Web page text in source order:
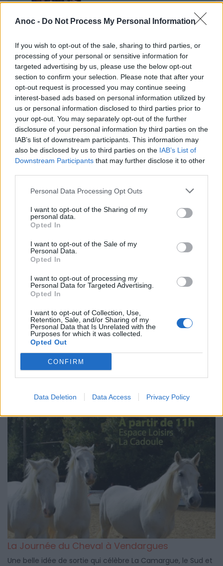
Anoc - Do Not Process My Personal Information
If you wish to opt-out of the sale, sharing to third parties, or
processing of your personal or sensitive information for
targeted advertising by us, please use the below opt-out
section to confirm your selection. Please note that after your
opt-out request is processed you may continue seeing
interest-based ads based on personal information utilized by
us or personal information disclosed to third parties prior to
your opt-out. You may separately opt-out of the further
disclosure of your personal information by third parties on the
IAB’s list of downstream participants. This information may
also be disclosed by us to third parties on the IAB’s List of
Downstream Participants that may further disclose it to other
Personal Data Processing Opt Outs
I want to opt-out of the Sharing of my
personal data.
Opted In
I want to opt-out of the Sale of my
Personal Data.
Opted In
I want to opt-out of processing my
Personal Data for Targeted Advertising.
Opted In
I want to opt-out of Collection, Use,
Retention, Sale, and/or Sharing of my
Personal Data that Is Unrelated with the
Purposes for which it was collected.
Opted Out
CONFIRM
Data Deletion Data Access Privacy Policy
Fêtes de Saint Roch à Montpellier
A Montpellier, les festivités autour du 15 août, sont
également l'occasion de célébrer Saint Roch, protecteur
de la ville, pendant 2 jours lors des Fêtes de Saint Roch à
Montpellier, les 14, 15 et 16 août 2021.
Le Village des Vignerons
Le Village des Vignerons vous attend tous les lundis sur la
place du Cosmos à la Grande Motte pour des séances de
dégustations et de découvertes des vins de la région.
La Journée du Cheval à Vendargues
Une belle idée de sortie qui célèbre La Camargue, le Sud et